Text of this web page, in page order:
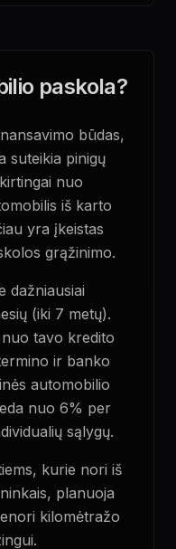
paskola?
būdas,
suteikia pinigų
nuo
iš karto
yra įkeistas
grąžinimo.
dažniausiai
(iki 7 metų).
tavo kredito
ir banko
automobilio
nuo 6% per
sąlygų.
kurie nori iš
planuoja
kilomėtražo